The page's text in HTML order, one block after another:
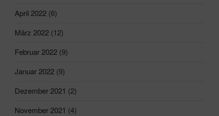
April 2022 (6)
März 2022 (12)
Februar 2022 (9)
Januar 2022 (9)
Dezember 2021 (2)
November 2021 (4)